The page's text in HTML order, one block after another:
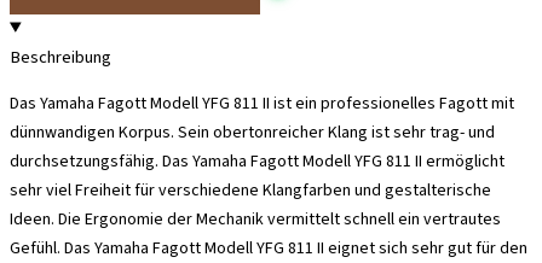
Beschreibung
Das Yamaha Fagott Modell YFG 811 II ist ein professionelles Fagott mit
dünnwandigen Korpus. Sein obertonreicher Klang ist sehr trag- und
durchsetzungsfähig. Das Yamaha Fagott Modell YFG 811 II ermöglicht
sehr viel Freiheit für verschiedene Klangfarben und gestalterische
Ideen. Die Ergonomie der Mechanik vermittelt schnell ein vertrautes
Gefühl. Das Yamaha Fagott Modell YFG 811 II eignet sich sehr gut für den